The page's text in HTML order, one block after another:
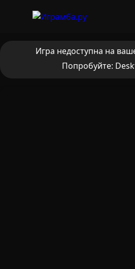
Игра недоступна на
Попробуйте: